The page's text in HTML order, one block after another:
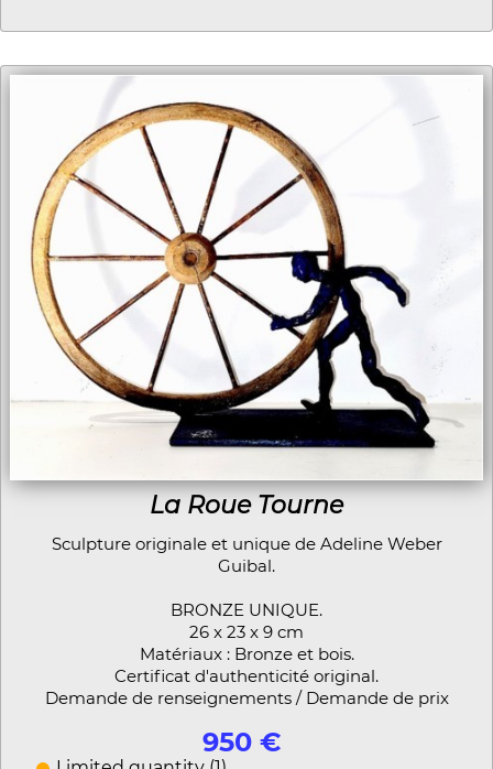
La Roue Tourne
Sculpture originale et unique de Adeline Weber
Guibal.
BRONZE UNIQUE.
26 x 23 x 9 cm
Matériaux : Bronze et bois.
Certificat d'authenticité original.
Demande de renseignements / Demande de prix
950 €